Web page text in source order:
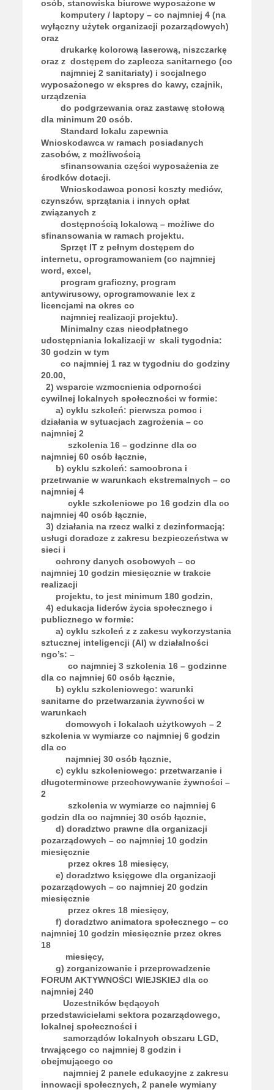
osób, stanowiska biurowe wyposażone w
komputery / laptopy – co najmniej 4 (na
wyłączny użytek organizacji pozarządowych)
oraz
drukarkę kolorową laserową, niszczarkę
oraz z dostępem do zaplecza sanitarnego (co
najmniej 2 sanitariaty) i socjalnego
wyposażonego w ekspres do kawy, czajnik,
urządzenia
do podgrzewania oraz zastawę stołową
dla minimum 20 osób.
Standard lokalu zapewnia
Wnioskodawca w ramach posiadanych
zasobów, z możliwością
sfinansowania części wyposażenia ze
środków dotacji.
Wnioskodawca ponosi koszty mediów,
czynszów, sprzątania i innych opłat
związanych z
dostępnością lokalową – możliwe do
sfinansowania w ramach projektu.
Sprzęt IT z pełnym dostępem do
internetu, oprogramowaniem (co najmniej
word, excel,
program graficzny, program
antywirusowy, oprogramowanie lex z
licencjami na okres co
najmniej realizacji projektu).
Minimalny czas nieodpłatnego
udostępniania lokalizacji w skali tygodnia:
30 godzin w tym
co najmniej 1 raz w tygodniu do godziny
20.00,
2) wsparcie wzmocnienia odporności
cywilnej lokalnych społeczności w formie:
a) cyklu szkoleń: pierwsza pomoc i
działania w sytuacjach zagrożenia – co
najmniej 2
szkolenia 16 – godzinne dla co
najmniej 60 osób łącznie,
b) cyklu szkoleń: samoobrona i
przetrwanie w warunkach ekstremalnych – co
najmniej 4
cykle szkoleniowe po 16 godzin dla co
najmniej 40 osób łącznie,
3) działania na rzecz walki z dezinformacją:
usługi doradcze z zakresu bezpieczeństwa w
sieci i
ochrony danych osobowych – co
najmniej 10 godzin miesięcznie w trakcie
realizacji
projektu, to jest minimum 180 godzin,
4) edukacja liderów życia społecznego i
publicznego w formie:
a) cyklu szkoleń z z zakesu wykorzystania
sztucznej inteligencji (AI) w działalności
ngo’s: –
co najmniej 3 szkolenia 16 – godzinne
dla co najmniej 60 osób łącznie,
b) cyklu szkoleniowego: warunki
sanitarne do przetwarzania żywności w
warunkach
domowych i lokalach użytkowych – 2
szkolenia w wymiarze co najmniej 6 godzin
dla co
najmniej 30 osób łącznie,
c) cyklu szkoleniowego: przetwarzanie i
długoterminowe przechowywanie żywności –
2
szkolenia w wymiarze co najmniej 6
godzin dla co najmniej 30 osób łącznie,
d) doradztwo prawne dla organizacji
pozarządowych – co najmniej 10 godzin
miesięcznie
przez okres 18 miesięcy,
e) doradztwo księgowe dla organizacji
pozarządowych – co najmniej 20 godzin
miesięcznie
przez okres 18 miesięcy,
f) doradztwo animatora społecznego – co
najmniej 10 godzin miesięcznie przez okres
18
miesięcy,
g) zorganizowanie i przeprowadzenie
FORUM AKTYWNOŚCI WIEJSKIEJ dla co
najmniej 240
Uczestników będących
przedstawicielami sektora pozarządowego,
lokalnej społeczności i
samorządów lokalnych obszaru LGD,
trwającego co najmniej 8 godzin i
obejmującego co
najmniej 2 panele edukacyjne z zakresu
innowacji społecznych, 2 panele wymiany